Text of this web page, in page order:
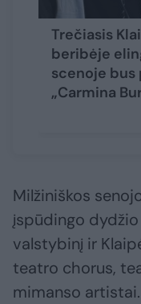
Trečiasis
beribėje
scenoje
„Carmina
Milžiniškos
įspūdingo
valstybinį ir
teatro chorus,
mimanso